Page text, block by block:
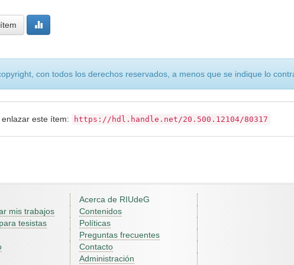
con todos los derechos reservados, a menos que se indique lo
este ítem: https://hdl.handle.net/20.500.12104/80317
mis trabajos
tesistas
Acerca de RIUdeG
Contenidos
Políticas
Preguntas frecuentes
Contacto
Administración